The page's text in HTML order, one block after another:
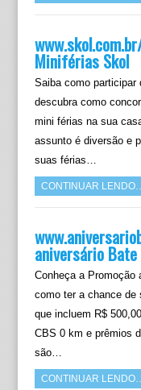
Miniférias Skol
Saiba como participar
descubra como
mini férias na sua
assunto é diversão e
suas férias…
CONTINUAR
aniversário
Conheça a Promoção
como ter a chance de
que incluem R$
CBS 0 km e prêmios
são…
CONTINUAR